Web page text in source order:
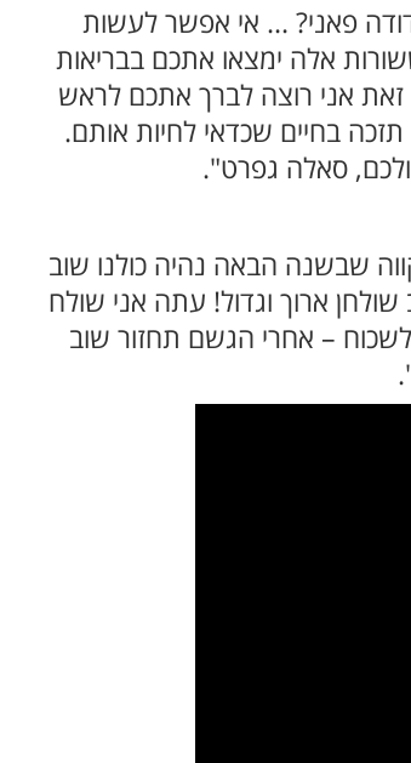
פאני? ... אי אפשר לעשות
אלה ימצאו אתכם בבריאות
אני רוצה לברך אתכם לראש
בחיים שכדאי לחיות אותם.
סאלה גפרט".
שבשנה הבאה נהיה כולנו שוב
ארוך וגדול! עתה אני שולח
– אחרי הגשם תחזור שוב